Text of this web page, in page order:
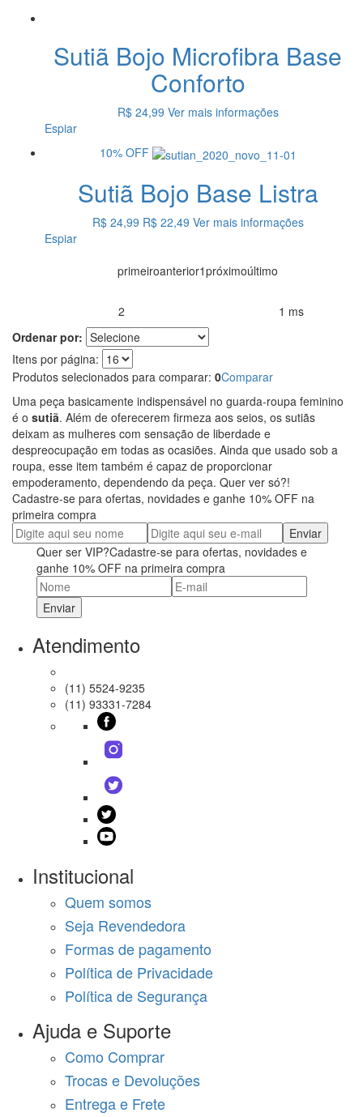
Sutiã Bojo Microfibra Base
Conforto
R$ 24,99 Ver mais informações
Espiar
10% OFF
Sutiã Bojo Base Listra
R$ 24,99 R$ 22,49 Ver mais informações
Espiar
primeiroanterior1próximoúltimo
2
1 ms
Ordenar por:
Itens por página:
Produtos selecionados para comparar: 0Comparar
Uma peça basicamente indispensável no guarda-roupa feminino
é o sutiã. Além de oferecerem firmeza aos seios, os sutiãs
deixam as mulheres com sensação de liberdade e
despreocupação em todas as ocasiões. Ainda que usado sob a
roupa, esse item também é capaz de proporcionar
empoderamento, dependendo da peça. Quer ver só?!
Cadastre-se para ofertas, novidades e ganhe 10% OFF na
primeira compra
Quer ser VIP?Cadastre-se para ofertas, novidades e
ganhe 10% OFF na primeira compra
Atendimento
(11) 5524-9235
(11) 93331-7284
Institucional
Quem somos
Seja Revendedora
Formas de pagamento
Política de Privacidade
Política de Segurança
Ajuda e Suporte
Como Comprar
Trocas e Devoluções
Entrega e Frete